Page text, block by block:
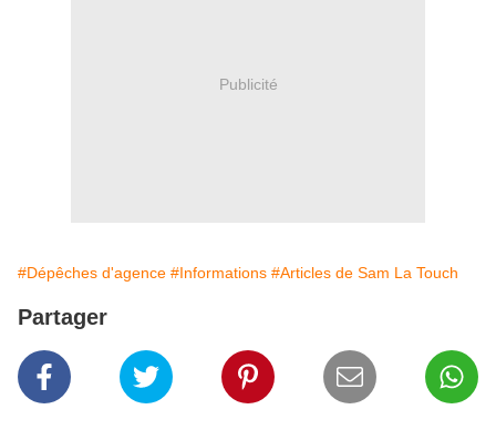
Publicité
#Dépêches d'agence #Informations #Articles de Sam La Touch
Partager